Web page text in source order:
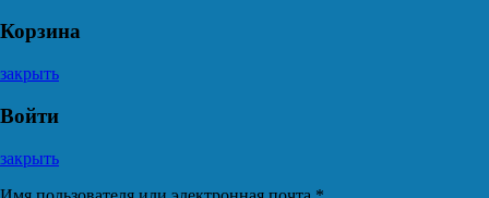
Корзина
закрыть
Войти
закрыть